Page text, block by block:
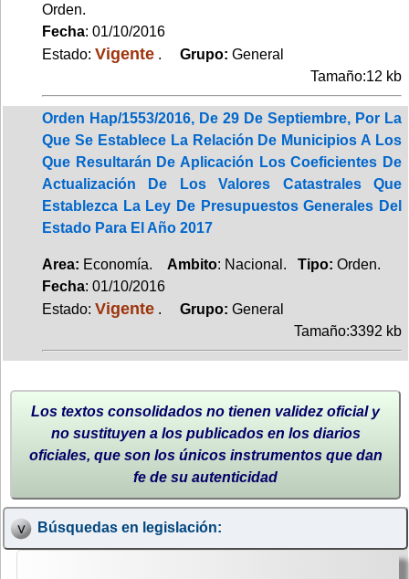
Orden.
Fecha: 01/10/2016
Estado: Vigente . Grupo: General
Tamaño:12 kb
Orden Hap/1553/2016, De 29 De Septiembre, Por La
Que Se Establece La Relación De Municipios A Los
Que Resultarán De Aplicación Los Coeficientes De
Actualización De Los Valores Catastrales Que
Establezca La Ley De Presupuestos Generales Del
Estado Para El Año 2017
Area: Economía. Ambito: Nacional. Tipo: Orden.
Fecha: 01/10/2016
Estado: Vigente . Grupo: General
Tamaño:3392 kb
Los textos consolidados no tienen validez oficial y
no sustituyen a los publicados en los diarios
oficiales, que son los únicos instrumentos que dan
fe de su autenticidad
Búsquedas en legislación: